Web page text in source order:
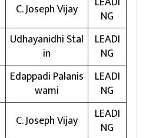
C. Joseph Vijay
NG
Udhayanidhi Stal
in
LEADI
NG
Edappadi Palanis
wami
LEADI
NG
C. Joseph Vijay
LEADI
NG